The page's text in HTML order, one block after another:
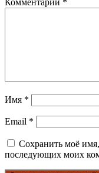
Имя *
Email *
Сохранить моё имя,
последующих моих